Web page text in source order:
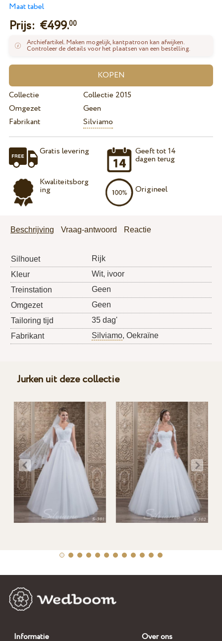
Maat tabel
Prijs: €499.00
Archiefartikel. Maken mogelijk, kantpatroon kan afwijken.
Controleer de details voor het plaatsen van een bestelling.
Collectie
Collectie 2015
Omgezet
Geen
Fabrikant
Silviamo
Gratis levering
Kwaliteitsborg
ing
Geeft tot 14
dagen terug
Origineel
Beschrijving Vraag-antwoord Reactie
Silhouet
Rijk
Kleur
Wit, ivoor
Treinstation
Geen
Omgezet
Geen
Tailoring tijd
35 dag'
Fabrikant
Silviamo, Oekraïne
Jurken uit deze collectie
Informatie Over ons